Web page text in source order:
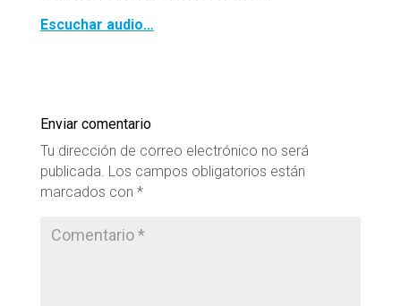
Escuchar audio…
Enviar comentario
Tu dirección de correo electrónico no será
publicada. Los campos obligatorios están
marcados con *